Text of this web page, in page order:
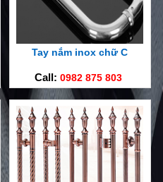
Tay nắm inox chữ C
Call:0982 875 803